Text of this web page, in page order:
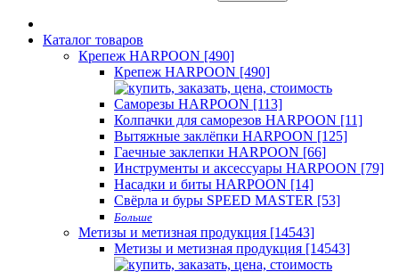
Каталог товаров
Крепеж HARPOON [490]
Крепеж HARPOON [490]
Саморезы HARPOON [113]
Колпачки для саморезов HARPOON [11]
Вытяжные заклёпки HARPOON [125]
Гаечные заклепки HARPOON [66]
Инструменты и аксессуары HARPOON [79]
Насадки и биты HARPOON [14]
Свёрла и буры SPEED MASTER [53]
Больше
Метизы и метизная продукция [14543]
Метизы и метизная продукция [14543]